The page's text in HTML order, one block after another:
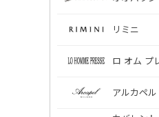
リミニ
ロ オム プ
アルカペル